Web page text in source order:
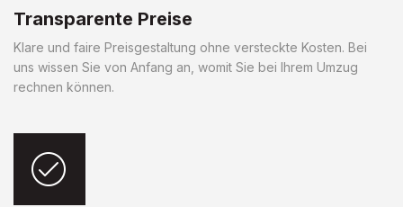
Transparente Preise
Klare und faire Preisgestaltung ohne versteckte Kosten. Bei
uns wissen Sie von Anfang an, womit Sie bei Ihrem Umzug
rechnen können.